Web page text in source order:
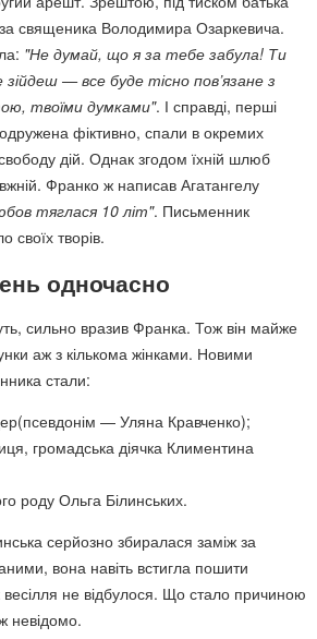
священика Володимира Озаркевича.
"Не думай, що я за тебе забула! Ти
зійдеш — все буде тісно пов’язане з
твоїми думками". І справді, перші
фіктивно, спали в окремих
дій. Однак згодом їхній шлюб
Франко ж написав Агатангелу
тяглася 10 літ". Письменник
своїх творів.
одночасно
сильно вразив Франка. Тож він майже
аж з кількома жінками. Новими
стали:
— Уляна Кравченко);
громадська діячка Климентина
роду Ольга Білинських.
серйозно збиралася заміж за
вона навіть встигла пошити
не відбулося. Що стало причиною
невідомо.